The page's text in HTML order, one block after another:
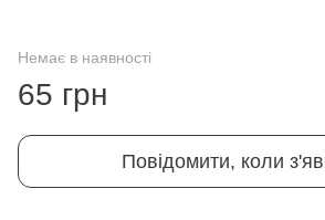
Немає в наявності
65 грн
Повідомити, коли